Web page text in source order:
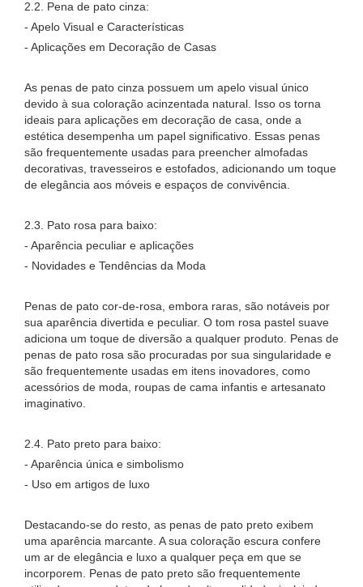
2.2. Pena de pato cinza:
- Apelo Visual e Características
- Aplicações em Decoração de Casas
As penas de pato cinza possuem um apelo visual único
devido à sua coloração acinzentada natural. Isso os torna
ideais para aplicações em decoração de casa, onde a
estética desempenha um papel significativo. Essas penas
são frequentemente usadas para preencher almofadas
decorativas, travesseiros e estofados, adicionando um toque
de elegância aos móveis e espaços de convivência.
2.3. Pato rosa para baixo:
- Aparência peculiar e aplicações
- Novidades e Tendências da Moda
Penas de pato cor-de-rosa, embora raras, são notáveis ​​por
sua aparência divertida e peculiar. O tom rosa pastel suave
adiciona um toque de diversão a qualquer produto. Penas de
penas de pato rosa são procuradas por sua singularidade e
são frequentemente usadas em itens inovadores, como
acessórios de moda, roupas de cama infantis e artesanato
imaginativo.
2.4. Pato preto para baixo:
- Aparência única e simbolismo
- Uso em artigos de luxo
Destacando-se do resto, as penas de pato preto exibem
uma aparência marcante. A sua coloração escura confere
um ar de elegância e luxo a qualquer peça em que se
incorporem. Penas de pato preto são frequentemente